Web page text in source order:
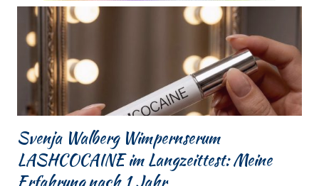
Svenja Walberg Wimpernserum
LASHCOCAINE im Langzeittest: Meine